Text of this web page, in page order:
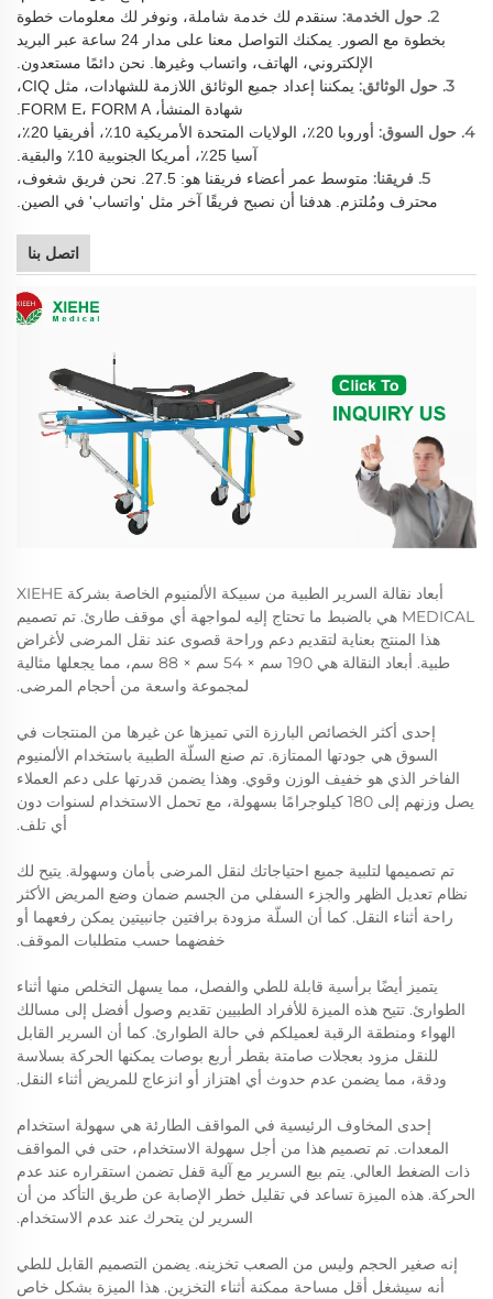
2. حول الخدمة:
سنقدم لك خدمة شاملة، ونوفر لك معلومات خطوة
بخطوة مع الصور. يمكنك التواصل معنا على مدار 24 ساعة عبر البريد
الإلكتروني، الهاتف، واتساب وغيرها. نحن دائمًا مستعدون.
3. حول الوثائق:
يمكننا إعداد جميع الوثائق اللازمة للشهادات، مثل CIQ،
شهادة المنشأ، FORM E، FORM A.
4. حول السوق:
أوروبا 20٪، الولايات المتحدة الأمريكية 10٪، أفريقيا 20٪،
آسيا 25٪، أمريكا الجنوبية 10٪ والبقية.
5. فريقنا:
متوسط عمر أعضاء فريقنا هو: 27.5. نحن فريق شغوف،
محترف ومُلتزم. هدفنا أن نصبح فريقًا آخر مثل 'واتساب' في الصين.
اتصل بنا
أبعاد نقالة السرير الطبية من سبيكة الألمنيوم الخاصة بشركة XIEHE
MEDICAL هي بالضبط ما تحتاج إليه لمواجهة أي موقف طارئ. تم تصميم
هذا المنتج بعناية لتقديم دعم وراحة قصوى عند نقل المرضى لأغراض
طبية. أبعاد النقالة هي 190 سم × 54 سم × 88 سم، مما يجعلها مثالية
لمجموعة واسعة من أحجام المرضى.
إحدى أكثر الخصائص البارزة التي تميزها عن غيرها من المنتجات في
السوق هي جودتها الممتازة. تم صنع السلّة الطبية باستخدام الألمنيوم
الفاخر الذي هو خفيف الوزن وقوي. وهذا يضمن قدرتها على دعم العملاء
يصل وزنهم إلى 180 كيلوجرامًا بسهولة، مع تحمل الاستخدام لسنوات دون
أي تلف.
تم تصميمها لتلبية جميع احتياجاتك لنقل المرضى بأمان وسهولة. يتيح لك
نظام تعديل الظهر والجزء السفلي من الجسم ضمان وضع المريض الأكثر
راحة أثناء النقل. كما أن السلّة مزودة برافتين جانبيتين يمكن رفعهما أو
خفضهما حسب متطلبات الموقف.
يتميز أيضًا برأسية قابلة للطي والفصل، مما يسهل التخلص منها أثناء
الطوارئ. تتيح هذه الميزة للأفراد الطبيين تقديم وصول أفضل إلى مسالك
الهواء ومنطقة الرقبة لعميلكم في حالة الطوارئ. كما أن السرير القابل
للنقل مزود بعجلات صامتة بقطر أربع بوصات يمكنها الحركة بسلاسة
ودقة، مما يضمن عدم حدوث أي اهتزاز أو انزعاج للمريض أثناء النقل.
إحدى المخاوف الرئيسية في المواقف الطارئة هي سهولة استخدام
المعدات. تم تصميم هذا من أجل سهولة الاستخدام، حتى في المواقف
ذات الضغط العالي. يتم بيع السرير مع آلية قفل تضمن استقراره عند عدم
الحركة. هذه الميزة تساعد في تقليل خطر الإصابة عن طريق التأكد من أن
السرير لن يتحرك عند عدم الاستخدام.
إنه صغير الحجم وليس من الصعب تخزينه. يضمن التصميم القابل للطي
أنه سيشغل أقل مساحة ممكنة أثناء التخزين. هذا الميزة بشكل خاص